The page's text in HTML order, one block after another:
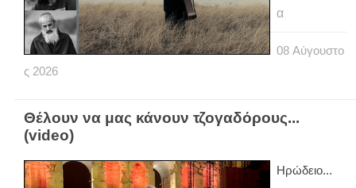
α
08 Αύγουστο
ς 2026
Θέλουν να μας κάνουν τζογαδόρους...
(video)
Ηρώδειο...